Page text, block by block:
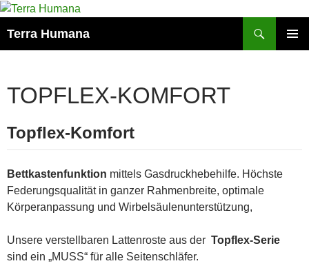
Zum
springen
Terra Humana
TOPFLEX-KOMFORT
Topflex-Komfort
Bettkastenfunktion mittels Gasdruckhebehilfe. Höchste
Federungsqualität in ganzer Rahmenbreite, optimale
Körperanpassung und Wirbelsäulenunterstützung,
Unsere verstellbaren Lattenroste aus der Topflex-Serie
sind ein „MUSS“ für alle Seitenschläfer.